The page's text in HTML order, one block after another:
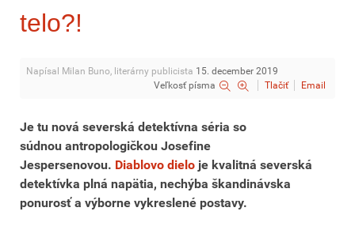
telo?!
Napísal Milan Buno, literárny publicista 15. december 2019
Veľkosť písma
Tlačiť Email
Je tu nová severská detektívna séria so
súdnou antropologičkou Josefine
Jespersenovou. Diablovo dielo je kvalitná severská
detektívka plná napätia, nechýba škandinávska
ponurosť a výborne vykreslené postavy.